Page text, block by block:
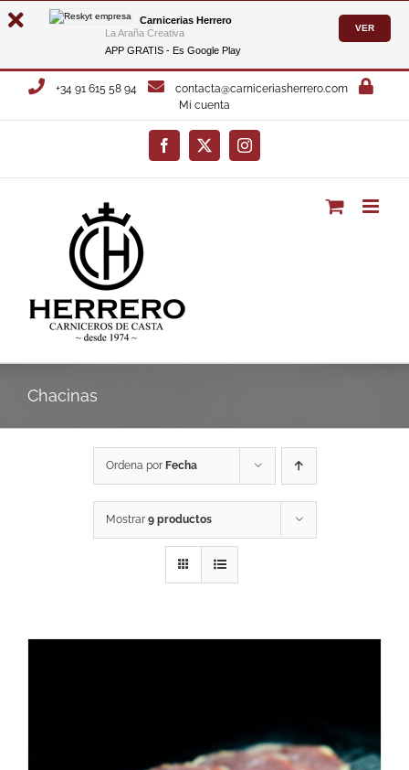
Carnicerias Herrero
La Araña Creativa
APP GRATIS - Es Google Play
VER
Saltar
+34 91 615 58 94
contacta@carniceriasherrero.com
Mi cuenta
Facebook
X Instagram
Chacinas
Ordena por Fecha
Mostrar 9 productos